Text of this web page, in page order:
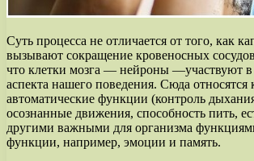
Суть процесса не отличается от того, как
вызывают сокращение кровеносных
что клетки мозга — нейроны —участвуют в
аспекта нашего поведения. Сюда относятся
автоматические функции (контроль
осознанные движения, способность пить,
другими важными для организма
функции, например, эмоции и память.